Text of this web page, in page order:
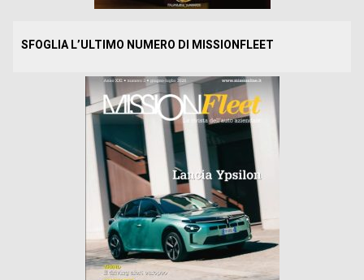
SFOGLIA L’ULTIMO NUMERO DI MISSIONFLEET